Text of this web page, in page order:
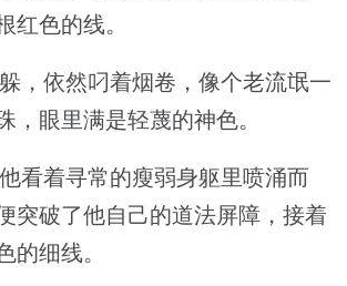
红色的线。
，依然叼着烟卷，像个老流氓一
，眼里满是轻蔑的神色。
看着寻常的瘦弱身躯里喷涌而
突破了他自己的道法屏障，接着
的细线。